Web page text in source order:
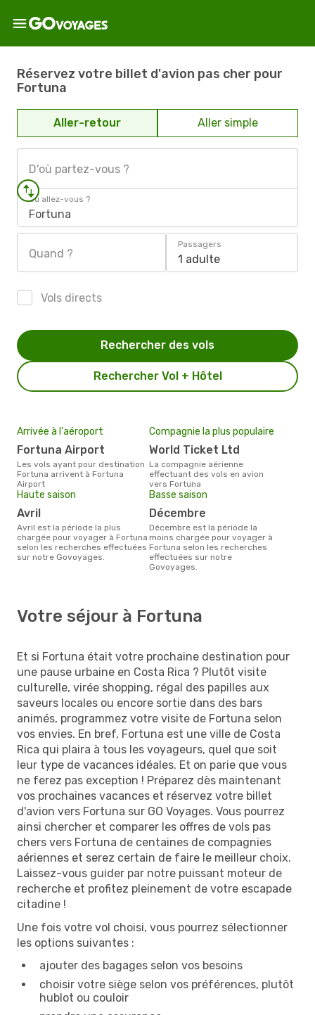
Réservez votre billet d'avion pas cher pour
Fortuna
Aller-retour Aller simple
D'où partez-vous ?
Où allez-vous ?
Fortuna
Quand ?
Passagers
1 adulte
Vols directs
Rechercher Vol + Hôtel
Rechercher des vols
Arrivée à l'aéroport
Fortuna Airport
Les vols ayant pour destination
Fortuna arrivent à Fortuna
Airport
Compagnie la plus populaire
World Ticket Ltd
La compagnie aérienne
effectuant des vols en avion
vers Fortuna
Haute saison
avril
avril est la période la plus
chargée pour voyager à Fortuna
selon les recherches effectuées
sur notre Govoyages.
Basse saison
décembre
décembre est la période la
moins chargée pour voyager à
Fortuna selon les recherches
effectuées sur notre
Govoyages.
Votre séjour à Fortuna
Et si Fortuna était votre prochaine destination pour
une pause urbaine en Costa Rica ? Plutôt visite
culturelle, virée shopping, régal des papilles aux
saveurs locales ou encore sortie dans des bars
animés, programmez votre visite de Fortuna selon
vos envies. En bref, Fortuna est une ville de Costa
Rica qui plaira à tous les voyageurs, quel que soit
leur type de vacances idéales. Et on parie que vous
ne ferez pas exception ! Préparez dès maintenant
vos prochaines vacances et réservez votre billet
d'avion vers Fortuna sur GO Voyages. Vous pourrez
ainsi chercher et comparer les offres de vols pas
chers vers Fortuna de centaines de compagnies
aériennes et serez certain de faire le meilleur choix.
Laissez-vous guider par notre puissant moteur de
recherche et profitez pleinement de votre escapade
citadine !
Une fois votre vol choisi, vous pourrez sélectionner
les options suivantes :
ajouter des bagages selon vos besoins
choisir votre siège selon vos préférences, plutôt
hublot ou couloir